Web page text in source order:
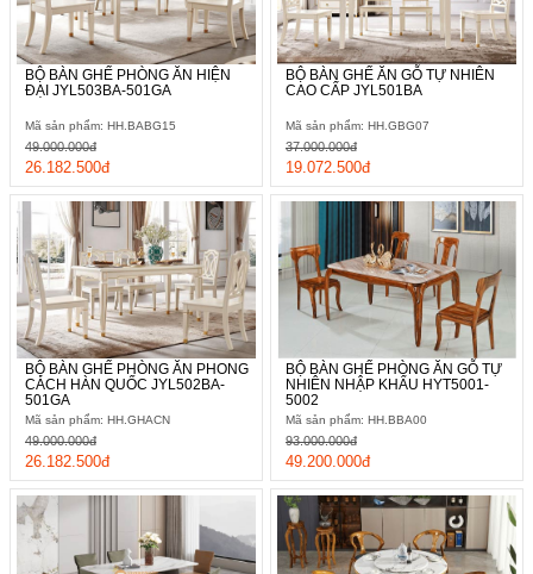
BỘ BÀN GHẾ PHÒNG ĂN HIỆN
ĐẠI JYL503BA-501GA
Mã sản phẩm: HH.BABG15
26.182.500đ
49.000.000đ
BỘ BÀN GHẾ ĂN GỖ TỰ NHIÊN
CAO CẤP JYL501BA
Mã sản phẩm: HH.GBG07
19.072.500đ
37.000.000đ
BỘ BÀN GHẾ PHÒNG ĂN PHONG
CÁCH HÀN QUỐC JYL502BA-
501GA
Mã sản phẩm: HH.GHACN
26.182.500đ
49.000.000đ
BỘ BÀN GHẾ PHÒNG ĂN GỖ TỰ
NHIÊN NHẬP KHẨU HYT5001-
5002
Mã sản phẩm: HH.BBA00
49.200.000đ
93.000.000đ